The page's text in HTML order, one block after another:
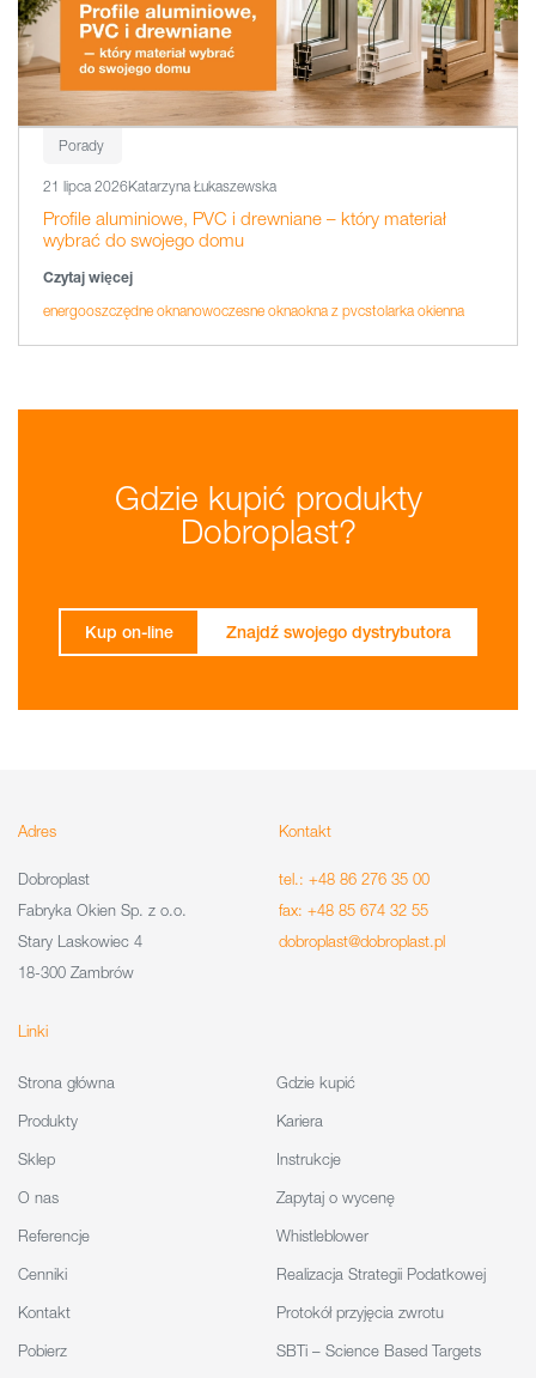
Porady
21 lipca 2026Katarzyna Łukaszewska
Profile aluminiowe, PVC i drewniane – który materiał
wybrać do swojego domu
Czytaj więcej
energooszczędne oknanowoczesne oknaokna z pvcstolarka okienna
Gdzie kupić produkty
Dobroplast?
Kup on-line Znajdź swojego dystrybutora
Adres
Dobroplast
Fabryka Okien Sp. z o.o.
Stary Laskowiec 4
18-300 Zambrów
Kontakt
tel.: +48 86 276 35 00
fax: +48 85 674 32 55
dobroplast@dobroplast.pl
Linki
Strona główna
Produkty
Sklep
O nas
Referencje
Cenniki
Kontakt
Pobierz
Gdzie kupić
Kariera
Instrukcje
Zapytaj o wycenę
Whistleblower
Realizacja Strategii Podatkowej
Protokół przyjęcia zwrotu
SBTi – Science Based Targets